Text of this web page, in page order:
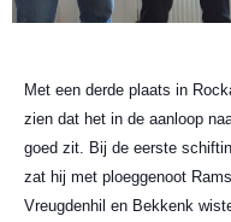
Met een derde plaats in
zien dat het in de aanloop
goed zit. Bij de eerste
zat hij met ploeggenoot
Vreugdenhil en Bekkenk